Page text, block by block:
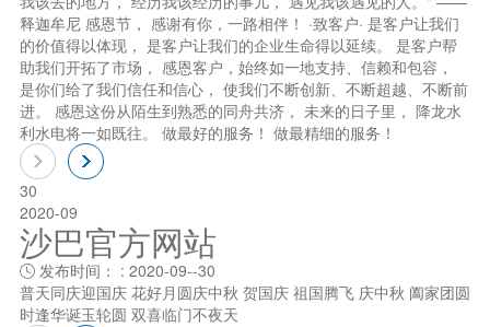
释迦牟尼 感恩节， 感谢有你，一路相伴！ ·致客户· 是客户让我们
的价值得以体现， 是客户让我们的企业生命得以延续。 是客户帮
助我们开拓了市场， 感恩客户，始终如一地支持、信赖和包容，
是你们给了我们信任和信心， 使我们不断创新、不断超越、不断前
进。 感恩这份从陌生到熟悉的同舟共济， 未来的日子里， 降龙水
利水电将一如既往。 做最好的服务！ 做最精细的服务！
30
2020-09
沙巴官方网站
发布时间： : 2020-09--30
普天同庆迎国庆 花好月圆庆中秋 贺国庆 祖国腾飞 庆中秋 阖家团圆
时逢华诞玉轮圆 双喜临门不夜天